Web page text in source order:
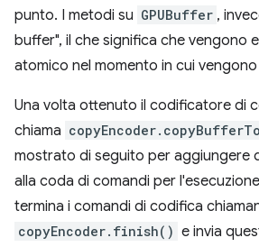
punto. I metodi su GPUBuffer ,
buffer", il che significa che vengono
atomico nel momento in cui
Una volta ottenuto il codificatore di
chiama
mostrato di seguito per aggiungere
alla coda di comandi per
termina i comandi di codifica
copyEncoder.finish() e invia